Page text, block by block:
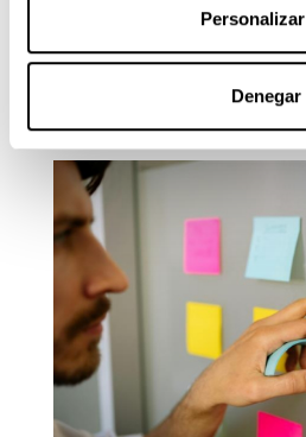
Personalizar
Denegar